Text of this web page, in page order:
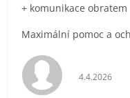
+ komunikace obratem
Maximální pomoc a
Hodnocení
4.4.2026